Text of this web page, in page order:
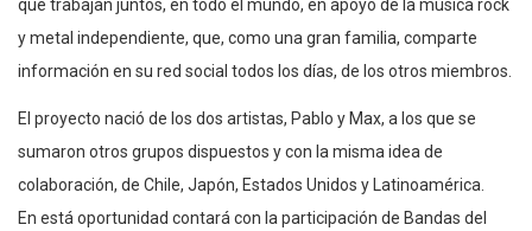
que trabajan juntos, en todo el mundo, en apoyo de la música rock
y metal independiente, que, como una gran familia, comparte
información en su red social todos los días, de los otros miembros.
El proyecto nació de los dos artistas, Pablo y Max, a los que se
sumaron otros grupos dispuestos y con la misma idea de
colaboración, de Chile, Japón, Estados Unidos y Latinoamérica.
En está oportunidad contará con la participación de Bandas del